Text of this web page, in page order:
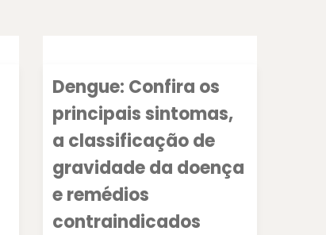
Dengue: Confira os
principais sintomas,
a classificação de
gravidade da doença
e remédios
contraindicados